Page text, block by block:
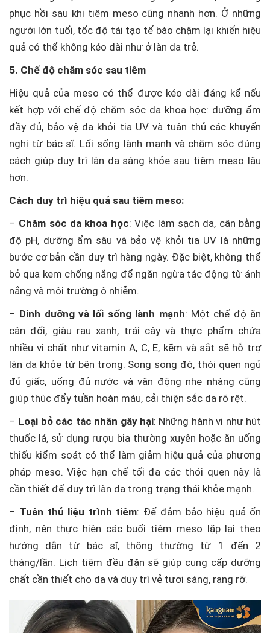
phục hồi sau khi tiêm meso cũng nhanh hơn. Ở những
người lớn tuổi, tốc độ tái tạo tế bào chậm lại khiến hiệu
quả có thể không kéo dài như ở làn da trẻ.
5. Chế độ chăm sóc sau tiêm
Hiệu quả của meso có thể được kéo dài đáng kể nếu
kết hợp với chế độ chăm sóc da khoa học: dưỡng ẩm
đầy đủ, bảo vệ da khỏi tia UV và tuân thủ các khuyến
nghị từ bác sĩ. Lối sống lành mạnh và chăm sóc đúng
cách giúp duy trì làn da sáng khỏe sau tiêm meso lâu
hơn.
Cách duy trì hiệu quả sau tiêm meso:
– Chăm sóc da khoa học: Việc làm sạch da, cân bằng
độ pH, dưỡng ẩm sâu và bảo vệ khỏi tia UV là những
bước cơ bản cần duy trì hàng ngày. Đặc biệt, không thể
bỏ qua kem chống nắng để ngăn ngừa tác động từ ánh
nắng và môi trường ô nhiễm.
– Dinh dưỡng và lối sống lành mạnh: Một chế độ ăn
cân đối, giàu rau xanh, trái cây và thực phẩm chứa
nhiều vi chất như vitamin A, C, E, kẽm và sắt sẽ hỗ trợ
làn da khỏe từ bên trong. Song song đó, thói quen ngủ
đủ giấc, uống đủ nước và vận động nhẹ nhàng cũng
giúp thúc đẩy tuần hoàn máu, cải thiện sắc da rõ rệt.
– Loại bỏ các tác nhân gây hại: Những hành vi như hút
thuốc lá, sử dụng rượu bia thường xuyên hoặc ăn uống
thiếu kiểm soát có thể làm giảm hiệu quả của phương
pháp meso. Việc hạn chế tối đa các thói quen này là
cần thiết để duy trì làn da trong trạng thái khỏe mạnh.
– Tuân thủ liệu trình tiêm: Để đảm bảo hiệu quả ổn
định, nên thực hiện các buổi tiêm meso lặp lại theo
hướng dẫn từ bác sĩ, thông thường từ 1 đến 2
tháng/lần. Lịch tiêm đều đặn sẽ giúp cung cấp dưỡng
chất cần thiết cho da và duy trì vẻ tươi sáng, rạng rỡ.